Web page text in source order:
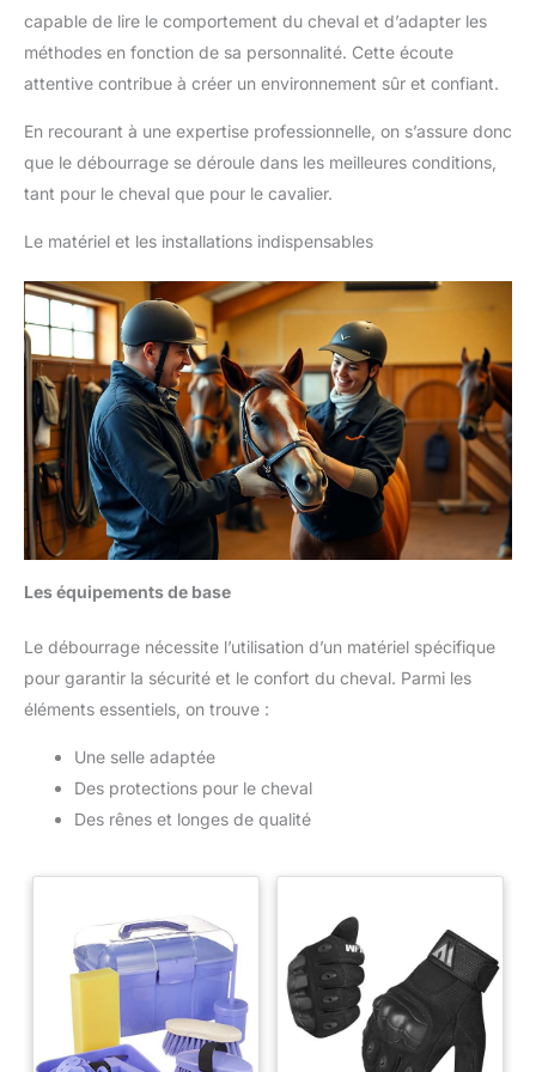
capable de lire le comportement du cheval et d’adapter les
méthodes en fonction de sa personnalité. Cette écoute
attentive contribue à créer un environnement sûr et confiant.
En recourant à une expertise professionnelle, on s’assure donc
que le débourrage se déroule dans les meilleures conditions,
tant pour le cheval que pour le cavalier.
Le matériel et les installations indispensables
Les équipements de base
Le débourrage nécessite l’utilisation d’un matériel spécifique
pour garantir la sécurité et le confort du cheval. Parmi les
éléments essentiels, on trouve :
Une selle adaptée
Des protections pour le cheval
Des rênes et longes de qualité